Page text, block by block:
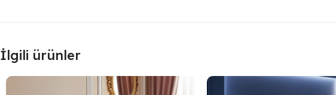
İlgili ürünler